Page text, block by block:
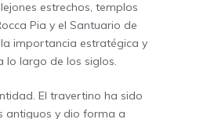
estrechos, templos
Pia y el Santuario de
importancia estratégica y
lo largo de los siglos.
El travertino ha sido
antiguos y dio forma a